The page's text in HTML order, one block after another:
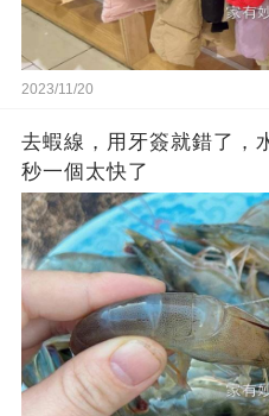
2023/11/20
去蝦線，用牙簽就錯了，
秒一個太快了